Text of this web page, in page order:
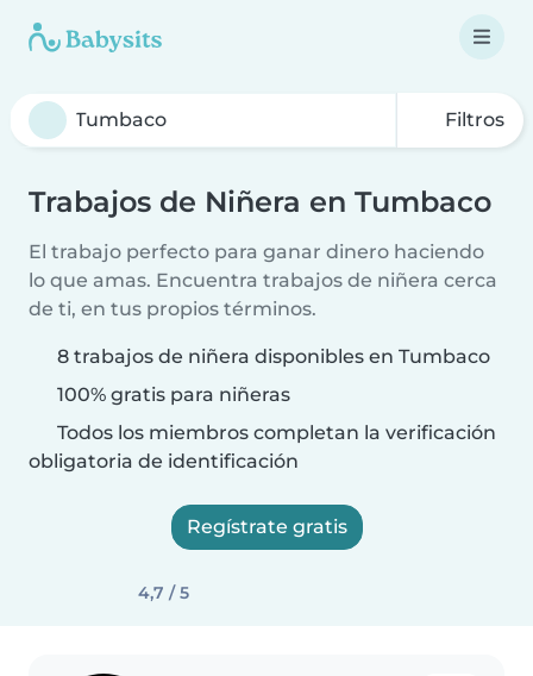
Filtros
Trabajos de Niñera en Tumbaco
El trabajo perfecto para ganar dinero haciendo
lo que amas. Encuentra trabajos de niñera cerca
de ti, en tus propios términos.
8 trabajos de niñera disponibles en Tumbaco
100% gratis para niñeras
Todos los miembros completan la verificación
obligatoria de identificación
Regístrate gratis
4,7 / 5